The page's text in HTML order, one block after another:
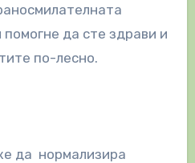
да сте здрави и
по-лесно.
да нормализира